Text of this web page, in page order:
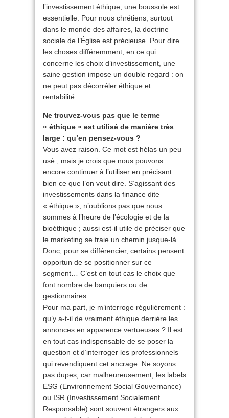
l’investissement éthique, une boussole est
essentielle. Pour nous chrétiens, surtout
dans le monde des affaires, la doctrine
sociale de l’Église est précieuse. Pour dire
les choses différemment, en ce qui
concerne les choix d’investissement, une
saine gestion impose un double regard : on
ne peut pas décorréler éthique et
rentabilité.
Ne trouvez-vous pas que le terme
« éthique » est utilisé de manière très
large : qu’en pensez-vous ?
Vous avez raison. Ce mot est hélas un peu
usé ; mais je crois que nous pouvons
encore continuer à l’utiliser en précisant
bien ce que l’on veut dire. S’agissant des
investissements dans la finance dite
« éthique », n’oublions pas que nous
sommes à l’heure de l’écologie et de la
bioéthique ; aussi est-il utile de préciser que
le marketing se fraie un chemin jusque-là.
Donc, pour se différencier, certains pensent
opportun de se positionner sur ce
segment… C’est en tout cas le choix que
font nombre de banquiers ou de
gestionnaires.
Pour ma part, je m’interroge régulièrement :
qu’y a-t-il de vraiment éthique derrière les
annonces en apparence vertueuses ? Il est
en tout cas indispensable de se poser la
question et d’interroger les professionnels
qui revendiquent cet ancrage. Ne soyons
pas dupes, car malheureusement, les labels
ESG (Environnement Social Gouvernance)
ou ISR (Investissement Socialement
Responsable) sont souvent étrangers aux